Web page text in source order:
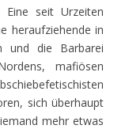
Eine seit Urzeiten
heraufziehende in
und die Barbarei
mafiösen
sich überhaupt
mehr etwas